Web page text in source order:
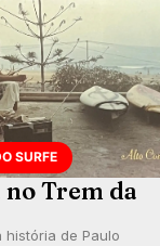
SURFE
Trem da
história de Paulo